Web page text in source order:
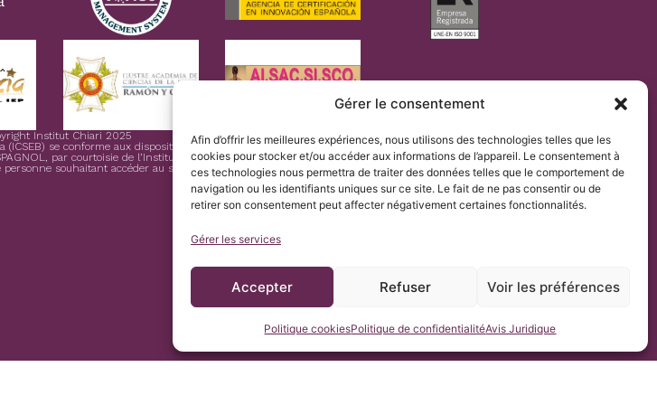
Gérer le consentement
Afin d’offrir les meilleures expériences, nous utilisons des technologies telles que les
cookies pour stocker et/ou accéder aux informations de l’appareil. Le consentement à
ces technologies nous permettra de traiter des données telles que le comportement de
navigation ou les identifiants uniques sur ce site. Le fait de ne pas consentir ou de
retirer son consentement peut affecter négativement certaines fonctionnalités.
Gérer les services
Accepter Refuser Voir les préférences
Politique cookiesPolitique de confidentialitéAvis Juridique
Institut Chiari 2025
(ICSEB) se conforme aux dispositions du Règlement UE 2016/679 (RGPD).
par courtoisie de l’Institut Chiari & Siringomielia & Escoliosis de Barcelona afin de faciliter sa
souhaitant accéder au site Web.